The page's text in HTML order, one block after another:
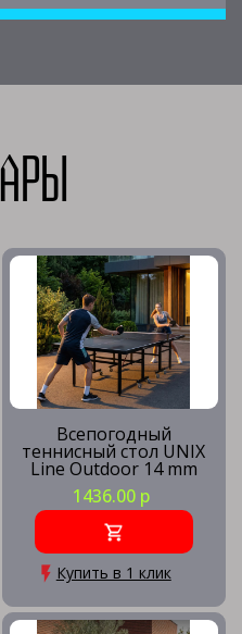
Всепогодный
теннисный стол UNIX
Line Outdoor 14 mm
SMC, Grey
1436.00 р
Купить в 1 клик